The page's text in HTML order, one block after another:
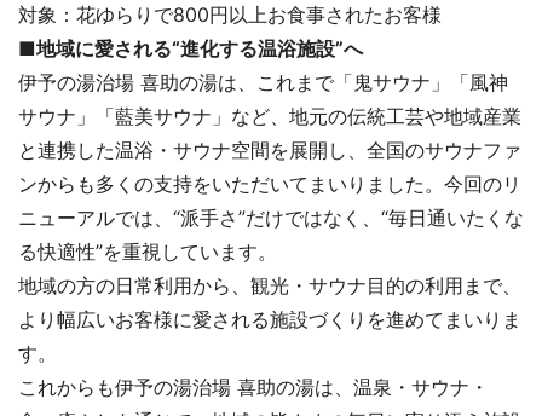
対象：花ゆらりで800円以上お食事されたお客様
■地域に愛される“進化する温浴施設”へ
伊予の湯治場 喜助の湯は、これまで「鬼サウナ」「風神
サウナ」「藍美サウナ」など、地元の伝統工芸や地域産業
と連携した温浴・サウナ空間を展開し、全国のサウナファ
ンからも多くの支持をいただいてまいりました。今回のリ
ニューアルでは、“派手さ”だけではなく、“毎日通いたくな
る快適性”を重視しています。
地域の方の日常利用から、観光・サウナ目的の利用まで、
より幅広いお客様に愛される施設づくりを進めてまいりま
す。
これからも伊予の湯治場 喜助の湯は、温泉・サウナ・